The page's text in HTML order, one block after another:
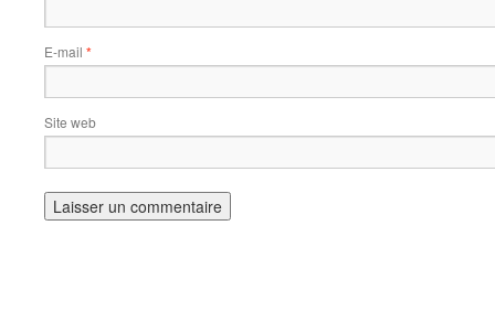
E-mail *
Site web